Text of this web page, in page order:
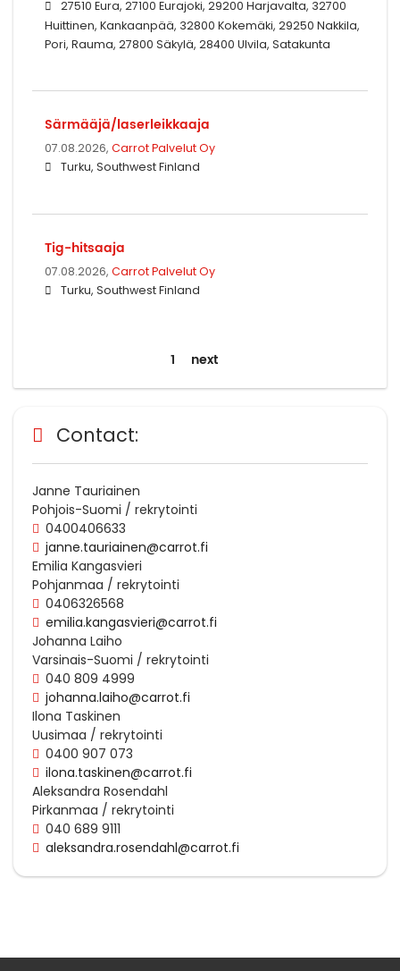
27510 Eura, 27100 Eurajoki, 29200 Harjavalta, 32700
Huittinen, Kankaanpää, 32800 Kokemäki, 29250 Nakkila,
Pori, Rauma, 27800 Säkylä, 28400 Ulvila, Satakunta
Särmääjä/laserleikkaaja
07.08.2026, Carrot Palvelut Oy
Turku, Southwest Finland
Tig-hitsaaja
07.08.2026, Carrot Palvelut Oy
Turku, Southwest Finland
1 next
Contact:
Janne Tauriainen
Pohjois-Suomi / rekrytointi
0400406633
janne.tauriainen@carrot.fi
Emilia Kangasvieri
Pohjanmaa / rekrytointi
0406326568
emilia.kangasvieri@carrot.fi
Johanna Laiho
Varsinais-Suomi / rekrytointi
040 809 4999
johanna.laiho@carrot.fi
Ilona Taskinen
Uusimaa / rekrytointi
0400 907 073
ilona.taskinen@carrot.fi
Aleksandra Rosendahl
Pirkanmaa / rekrytointi
040 689 9111
aleksandra.rosendahl@carrot.fi